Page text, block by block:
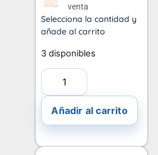
venta
Selecciona la cantidad y
añade al carrito
3 disponibles
Añadir al carrito